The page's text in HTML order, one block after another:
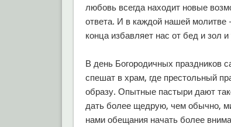
любовь всегда находит новые
ответа. И в каждой нашей
конца избавляет нас от бед и зол
В день Богородичных праздников
спешат в храм, где престольный
образу. Опытные пастыри дают
дать более щедрую, чем обычно,
нами обещания начать более